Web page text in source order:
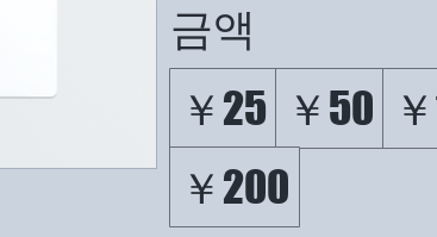
금액
￥25 ￥50
￥200